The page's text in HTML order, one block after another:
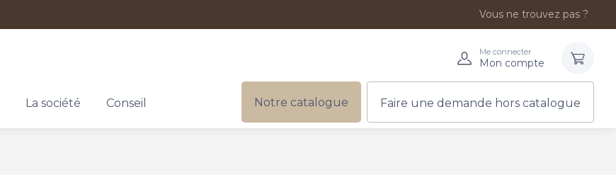
Vous ne trouvez pas ?
Me connecter
Mon compte
La société Conseil Notre catalogue Faire une demande hors catalogue